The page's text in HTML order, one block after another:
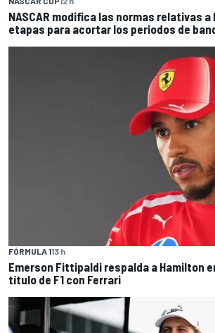
NASCAR modifica las normas relativas
etapas para acortar los periodos de
FÓRMULA 113 h
Emerson Fittipaldi respalda a Hamilton
título de F1 con Ferrari